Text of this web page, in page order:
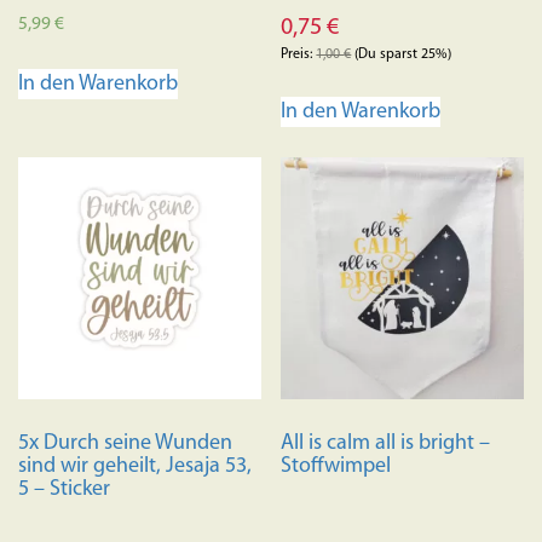
5,99€
In den Warenkorb
0,75€
Preis:1,00€(Du sparst 25%)
In den Warenkorb
5x Durch seine Wunden
sind wir geheilt, Jesaja 53,
5 – Sticker
All is calm all is bright –
Stoffwimpel